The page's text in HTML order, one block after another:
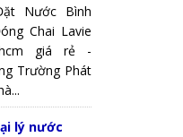
Nước Bình
Chai Lavie
giá rẻ -
Trường Phát
lý nước